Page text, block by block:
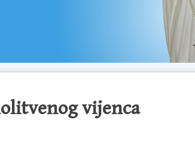
vijenca